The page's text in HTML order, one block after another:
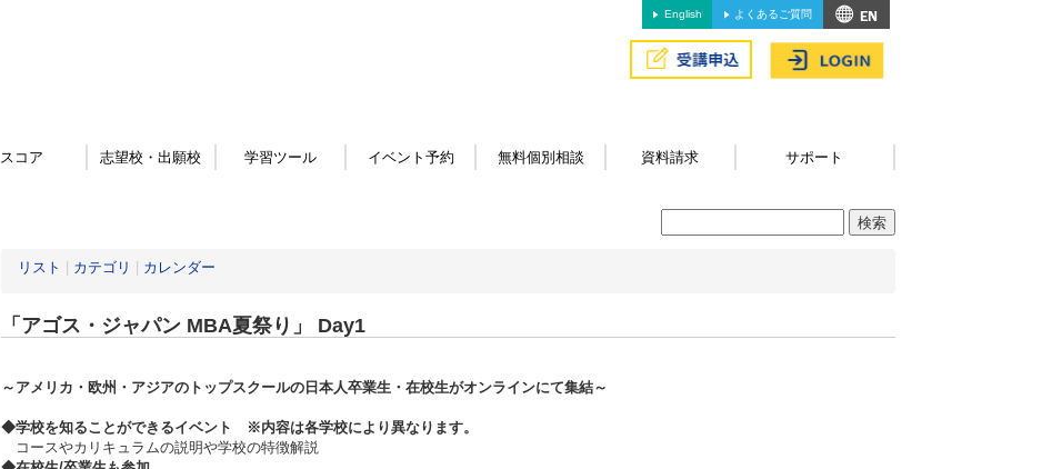
English よくあるご質問
スコア 志望校・出願校 学習ツール イベント予約 無料個別相談 資料請求 サポート
リスト カテゴリ カレンダー
「アゴス・ジャパン MBA夏祭り」 Day1
～アメリカ・欧州・アジアのトップスクールの日本人卒業生・在校生がオンラインにて集結～
◆学校を知ることができるイベント ※内容は各学校により異なります。
コースやカリキュラムの説明や学校の特徴解説